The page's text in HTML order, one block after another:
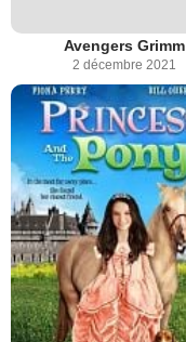
Avengers Grimm
2 décembre 2021